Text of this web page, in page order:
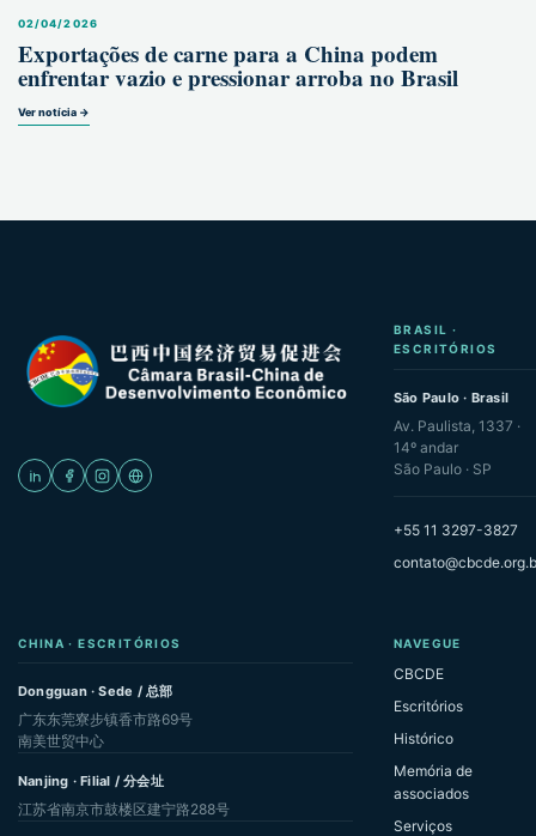
02/04/2026
Exportações de carne para a China podem
enfrentar vazio e pressionar arroba no Brasil
Ver notícia →
BRASIL ·
ESCRITÓRIOS
São Paulo · Brasil
Av. Paulista, 1337 ·
14º andar
São Paulo · SP
+55 11 3297-3827
CHINA · ESCRITÓRIOS
Dongguan · Sede / 总部
广东东莞寮步镇香市路69号
南美世贸中心
Nanjing · Filial / 分会址
江苏省南京市鼓楼区建宁路288号
NAVEGUE
CBCDE
Escritórios
Histórico
Memória de
associados
Serviços